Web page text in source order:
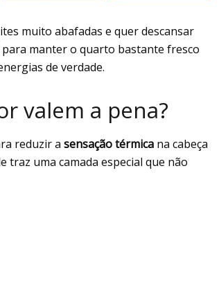
muito abafadas e quer descansar
manter o quarto bastante fresco
de verdade.
valem a pena?
reduzir a sensação térmica na cabeça
traz uma camada especial que não